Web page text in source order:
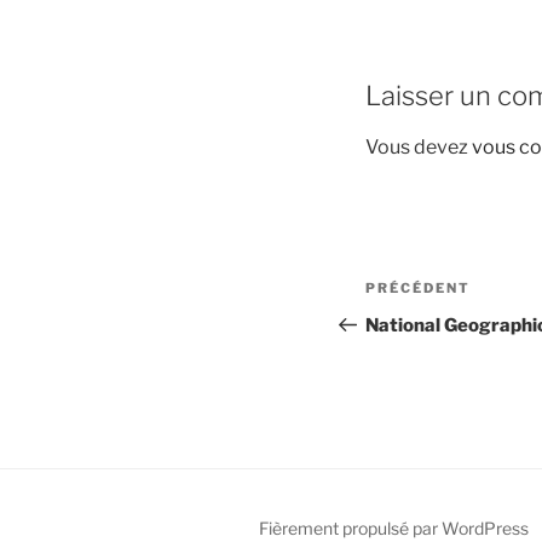
Laisser un
Vous devezvous
Navigation
de
Article
précédent
PRÉCÉDENT
National
Fièrement propulsé par WordPress